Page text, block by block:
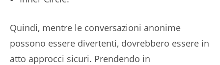
Quindi, mentre le conversazioni anonime
possono essere divertenti, dovrebbero essere in
atto approcci sicuri. Prendendo in